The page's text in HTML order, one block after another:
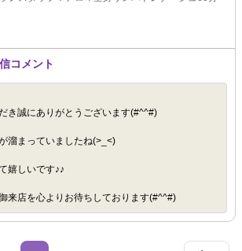
コメント
き誠にありがとうございます(#^^#)
溜まっていましたね(>_<)
嬉しいです♪♪
来店を心よりお待ちしております(#^^#)